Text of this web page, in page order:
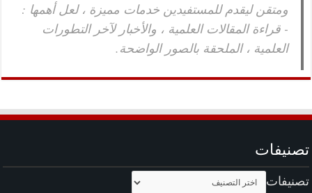
ومتقن ليقدم للمستفيدين خدمات مميزة ، لعل أهمها :
- قراءة المقالات العلمية ، والأخبار لآخر التطورات
العلمية ، الملحقة بالصور الواضحة.
تصنيفات
تصنيفات